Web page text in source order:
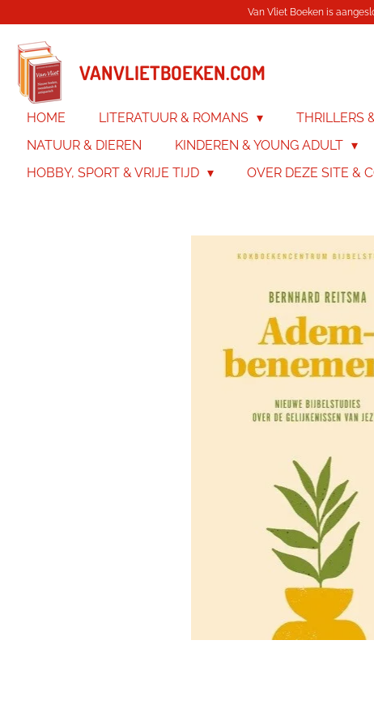
naar
hoofdinhoud
Van Vliet Boeken is
VANVLIETBOEKEN.COM
HOME LITERATUUR & ROMANS THRILLERS
NATUUR & DIEREN
KINDEREN & YOUNG ADULT
HOBBY, SPORT & VRIJE TIJD
OVER DEZE SITE &